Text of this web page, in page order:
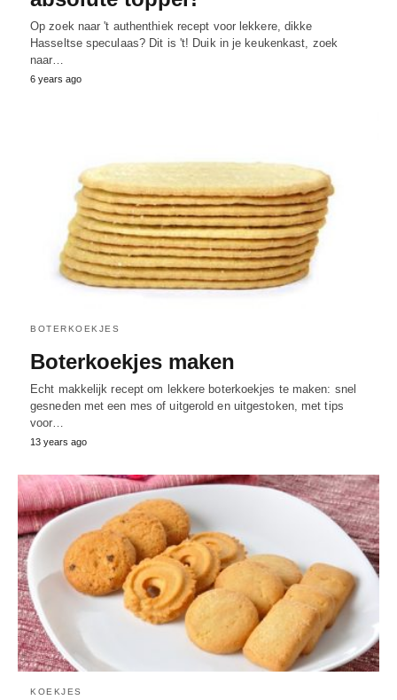
Op zoek naar 't authenthiek recept voor lekkere, dikke
Hasseltse speculaas? Dit is 't! Duik in je keukenkast, zoek
naar…
6 years ago
BOTERKOEKJES
Boterkoekjes maken
Echt makkelijk recept om lekkere boterkoekjes te maken: snel
gesneden met een mes of uitgerold en uitgestoken, met tips
voor…
13 years ago
KOEKJES